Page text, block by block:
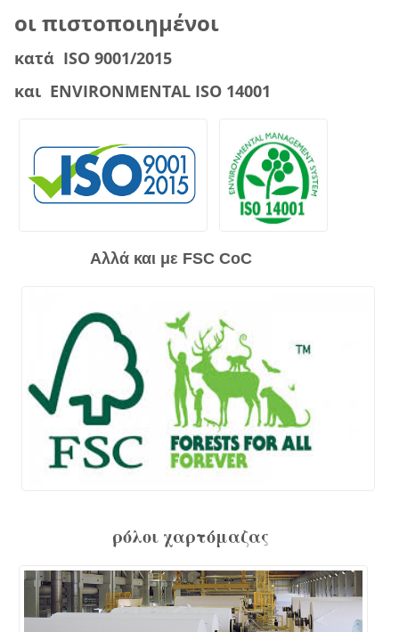
οι πιστοποιημένοι
κατά ISO 9001/2015
και ENVIRONMENTAL ISO 14001
Αλλά και με FSC CoC
ρόλοι χαρτόμαζας